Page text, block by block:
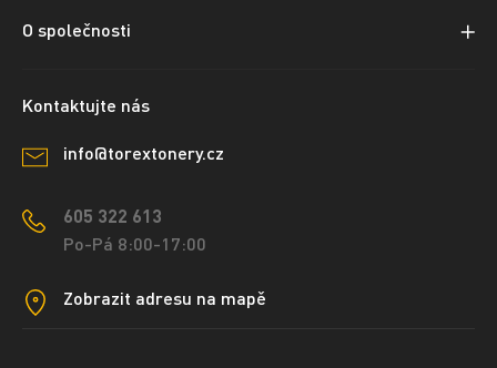
O společnosti
Kontaktujte nás
info@torextonery.cz
605 322 613
Po-Pá 8:00-17:00
Zobrazit adresu na mapě